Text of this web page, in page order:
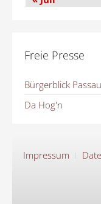
Freie Presse
Bürgerblick Passau
Da Hog'n
Impressum